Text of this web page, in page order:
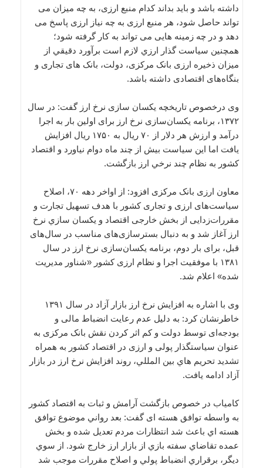
داشته باشد و بايد بداند کدام منبع ارزی، به چه ميزان می
تواند حاصل شود، هر منبع ارزی به چه نياز ارزی پاسخ می
دهد و در چه زمينه هایی می تواند به کار گرفته شود؛
همچنين سياست گذار ارزي لازم است برآورد دقيقي از
ميزان ذخيره ارزی بانک مرکزی، دولت، بانک های تجاری و
بنگاه‌های اقتصادی داشته باشد.
وی درخصوص تاریخچه یکسان سازی نرخ ارز گفت: در سال
۱۳۷۲، برنامه يکسان‌سازی نرخ ارز برای اولین بار به اجرا
درآمد و ارزش هر دلار از ۷۰ ريال به ۱۷۵۰ ريال افزايش
يافت اما اين سياست بيش از چند ماه دوام نياورد و اقتصاد
کشور به نظام چند نرخي ارز بازگشت.
معاون ارزی بانک مرکزی افزود: از اواخر دهه ۷۰، اصلاح
سياست‌های ارزی و تجاری کشور با هدف تسهيل تجارت و
مقررات‌زدايی از بخش خارجی اقتصاد و يکسان سازي نرخ
ارز آغاز شد و به دنبال بسترسازی‌های مناسب در سال‌های
قبل، برای بار دوم، برنامه يکسان‌سازی نرخ ارز در سال
۱۳۸۱ با موفقيت اجرا و نظام ارزی کشور «شناور مديريت
شده» اعلام شد.
وی با اشاره به افزایش نرخ ارز بازار آزاد در سال ۱۳۹۱
خاطرنشان کرد: به دليل عدم رعايت انضباط مالی و
بودجه‌ای توسط دولت و کم اثر کردن نقش بانک مرکزی به
عنوان سياستگذار پولی و ارزی در اقتصاد کشور به همراه
تشديد تحريم هاي بين المللي، روند افزايش نرخ ارز در بازار
آزاد ادامه یافت.
کامیاب در خصوص بازگشت آرامش و ثبات به اقتصاد کشور
به واسطه توافق هسته‌ ای گفت: بعد رواني موضوع توافق
هسته اي باعث شد انتظارات مردم تعديل شده و بخش
عمده تقاضاي سفته بازي از بازار ارز خارج شود. از سوي
ديگر، برقراري انضباط پولي و اصلاح مقررات موجب شد